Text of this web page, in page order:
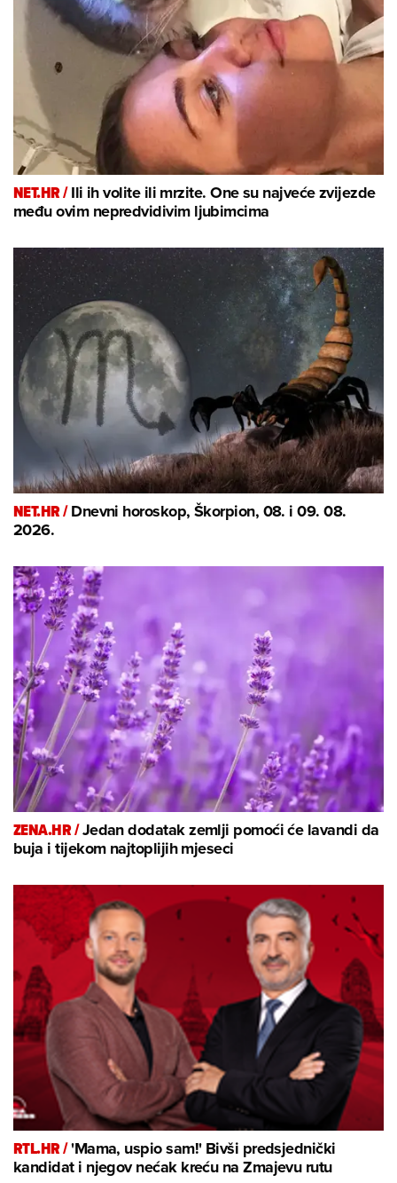
NET.HR /Ili ih volite ili mrzite. One su najveće zvijezde
među ovim nepredvidivim ljubimcima
NET.HR /Dnevni horoskop, Škorpion, 08. i 09. 08.
2026.
ZENA.HR /Jedan dodatak zemlji pomoći će lavandi da
buja i tijekom najtoplijih mjeseci
RTL.HR /'Mama, uspio sam!' Bivši predsjednički
kandidat i njegov nećak kreću na Zmajevu rutu